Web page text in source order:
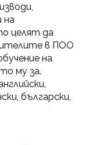
на
целят да
в ПОО
на
му за.
български,